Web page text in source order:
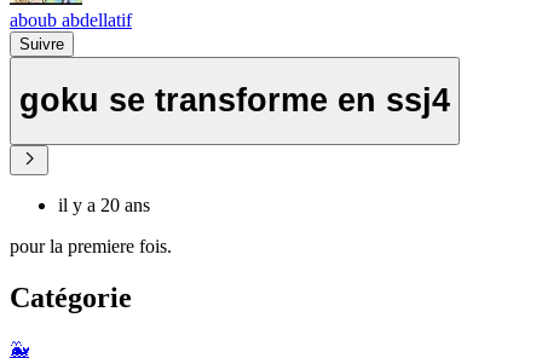
aboub abdellatif
Suivre
goku se transforme en ssj4
il y a 20 ans
pour la premiere fois.
Catégorie
🐳